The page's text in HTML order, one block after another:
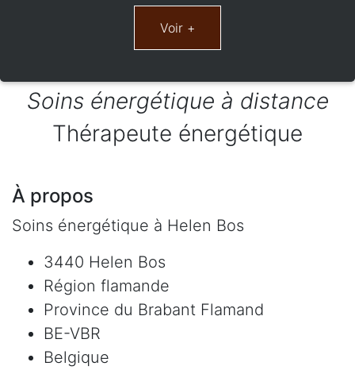
Soins énergétique à distance
Thérapeute énergétique
À propos
Soins énergétique à Helen Bos
3440 Helen Bos
Région flamande
Province du Brabant Flamand
BE-VBR
Belgique